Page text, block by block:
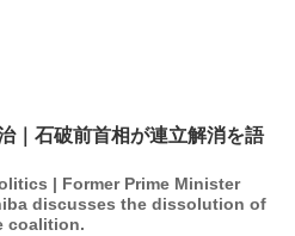
｜石破前首相が連立解消を語
| Former Prime Minister
discusses the dissolution of
coalition.